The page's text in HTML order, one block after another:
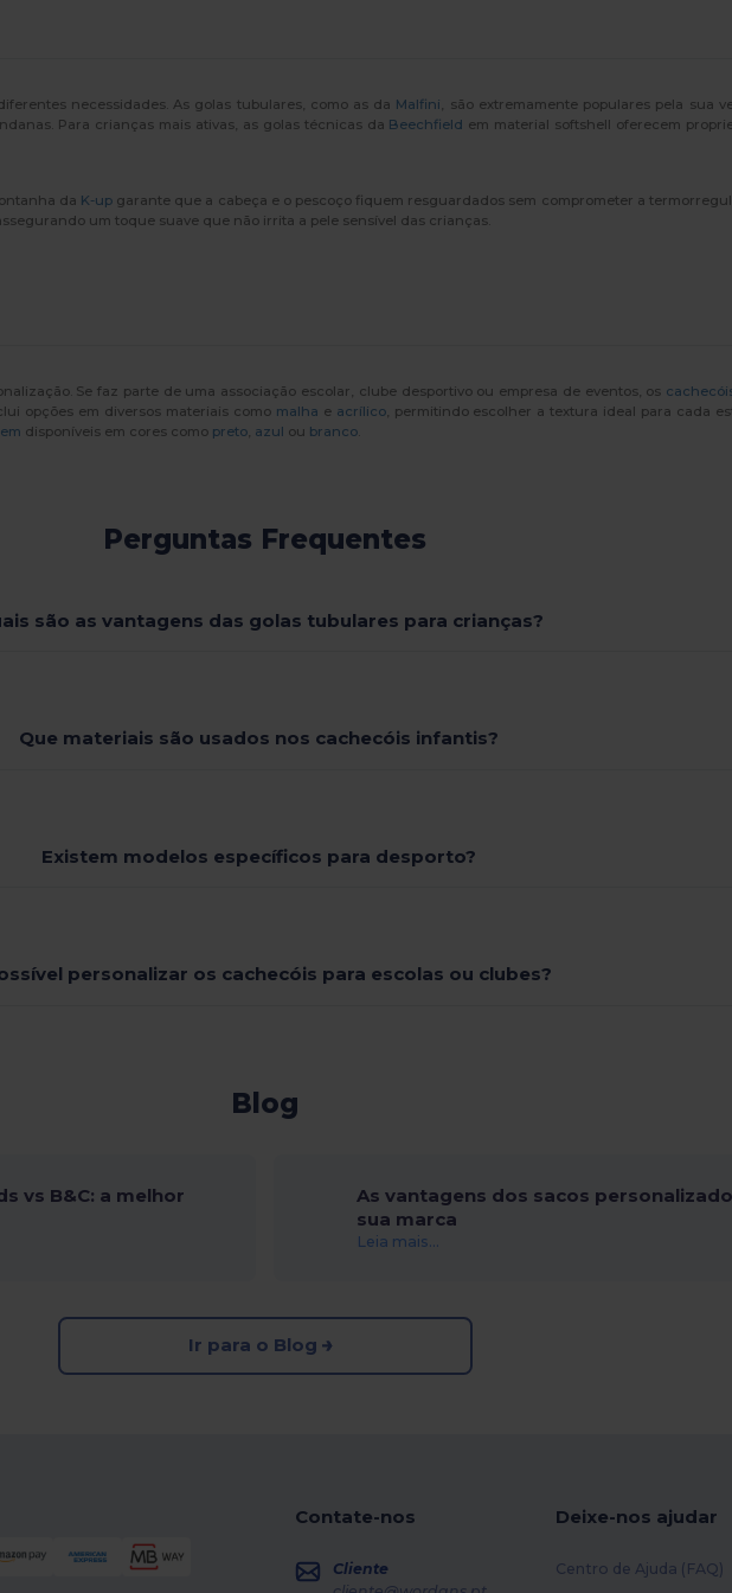
necessidades. As golas tubulares, como as da Malfini, são extremamente populares pela sua
Para crianças mais ativas, as golas técnicas da Beechfield em material softshell oferecem
da K-upgarante que a cabeça e o pescoço fiquem resguardados sem comprometer a
um toque suave que não irrita a pele sensível das crianças.
Se faz parte de uma associação escolar, clube desportivo ou empresa de eventos, os
opções em diversos materiais como malha e acrílico, permitindo escolher a textura ideal para cada
disponíveis em cores como preto, azul ou branco
Perguntas Frequentes
são as vantagens das golas tubulares para crianças?
Que materiais são usados nos cachecóis infantis?
Existem modelos específicos para desporto?
personalizar os cachecóis para escolas ou clubes?
Blog
vs B&C: a melhor
As vantagens dos sacos
sua marca
Leia mais...
Ir para o Blog
Contate-nos
Cliente
Deixe-nos ajudar
Centro de Ajuda (FAQ)